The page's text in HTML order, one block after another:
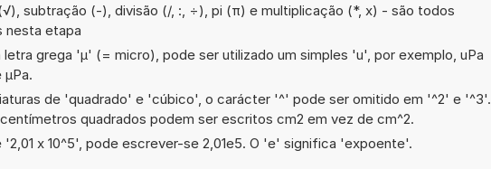
subtração (-), divisão (/, :, ÷), pi (π) e multiplicação (*, x) - são todos
nesta etapa
letra grega 'µ' (= micro), pode ser utilizado um simples 'u', por exemplo, uPa
µPa.
de 'quadrado' e 'cúbico', o carácter '^' pode ser omitido em '^2' e '^3'.
quadrados podem ser escritos cm2 em vez de cm^2.
'2,01 x 10^5', pode escrever-se 2,01e5. O 'e' significa 'expoente'.